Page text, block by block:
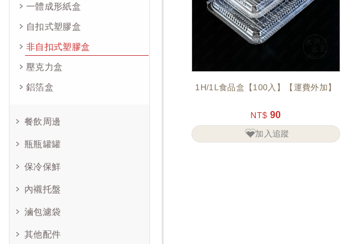
一體成形紙盒
自扣式塑膠盒
非自扣式塑膠盒
壓克力盒
鋁箔盒
餐飲周邊
瓶瓶罐罐
保冷保鮮
內襯托盤
滷包濾袋
其他配件
1H/1L食品盒【100入】【運費外加】
NT$ 90
加入追蹤